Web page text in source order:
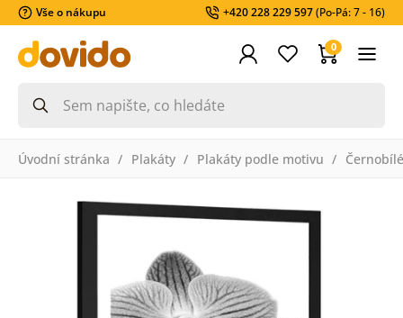
Vše o nákupu +420 228 229 597(Po-Pá: 7 - 16)
0
Úvodní stránka Plakáty Plakáty podle motivu Černobílé